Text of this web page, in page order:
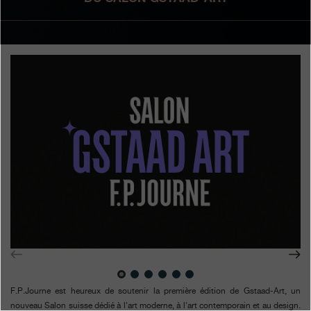
Boutiques
Catalogue
ENGLISH 日本語 简体中文
F.P.Journe est heureux de soutenir la première édition de Gstaad-Art, un
nouveau Salon suisse dédié à l'art moderne, à l'art contemporain et au design.